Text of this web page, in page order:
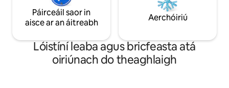
Páirceáil saor in
aisce ar an áitreabh
Aerchóiriú
Lóistíní leaba agus bricfeasta atá
oiriúnach do theaghlaigh